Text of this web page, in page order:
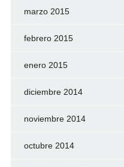
marzo 2015
febrero 2015
enero 2015
diciembre 2014
noviembre 2014
octubre 2014